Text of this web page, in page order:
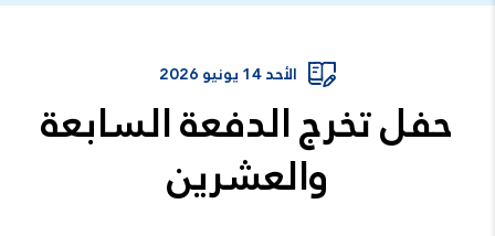
الأحد 14 يونيو 2026
حفل تخرج الدفعة السابعة
والعشرين